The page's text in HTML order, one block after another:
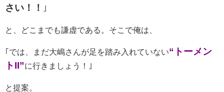
さい！！
｣
と、どこまでも謙虚である。そこで俺は、
｢では、まだ大嶋さんが足を踏み入れていない“トーメン
トII”に行きましょう！｣
と提案。